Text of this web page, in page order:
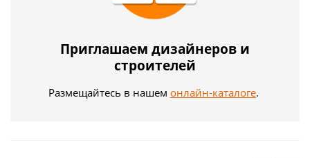
Приглашаем дизайнеров и
строителей
Размещайтесь в нашем онлайн-каталоге.